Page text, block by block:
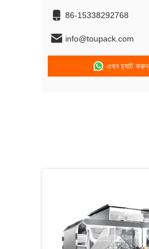
86-15338292768
info@toupack.com
এখন চ্যাট করুন